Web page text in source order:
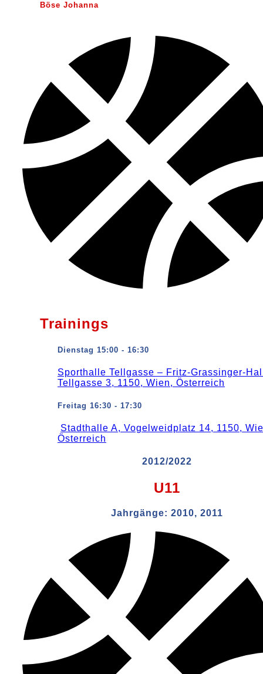
Böse Johanna
Trainings
Dienstag 15:00 - 16:30
Sporthalle Tellgasse – Fritz-Grassinger-
Tellgasse 3, 1150, Wien, Österreich
Freitag 16:30 - 17:30
Stadthalle A, Vogelweidplatz 14, 1150,
Österreich
2012/2022
U11
Jahrgänge: 2010, 2011